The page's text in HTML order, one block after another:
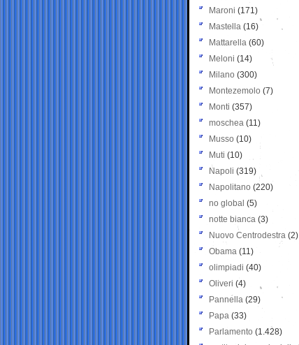
Maroni (171)
Mastella (16)
Mattarella (60)
Meloni (14)
Milano (300)
Montezemolo (7)
Monti (357)
moschea (11)
Musso (10)
Muti (10)
Napoli (319)
Napolitano (220)
no global (5)
notte bianca (3)
Nuovo Centrodestra (2)
Obama (11)
olimpiadi (40)
Oliveri (4)
Pannella (29)
Papa (33)
Parlamento (1.428)